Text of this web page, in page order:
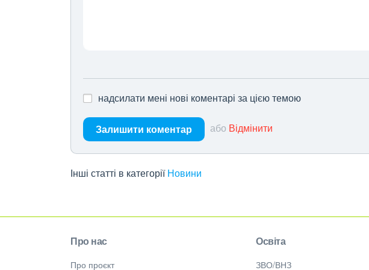
надсилати мені нові коментарі за цією темою
Залишити коментар або Відмінити
Інші статті в категорії Новини
Про нас
Про проєкт
Освіта
ЗВО/ВНЗ